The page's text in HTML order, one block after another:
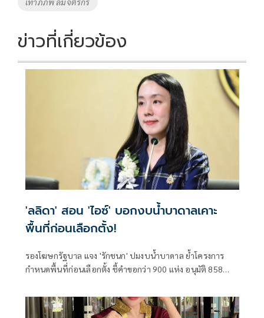
ข่าวที่เกี่ยวข้อง
'ลลิดา' สอน 'ไอซ์' บอกงบน้ำบาดาลเคาะ
พื้นที่ก่อนเลือกตั้ง!
รองโฆษกรัฐบาล แจง 'รักชนก' ปมงบน้ำบาดาล ย้ำโครงการ
กำหนดพื้นที่ก่อนเลือกตั้ง ชี้คำขอกว่า 900 แห่ง อนุมัติ 858